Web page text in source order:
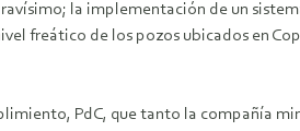
la implementación de un
freático de los pozos ubicados en
PdC, que tanto la compañía